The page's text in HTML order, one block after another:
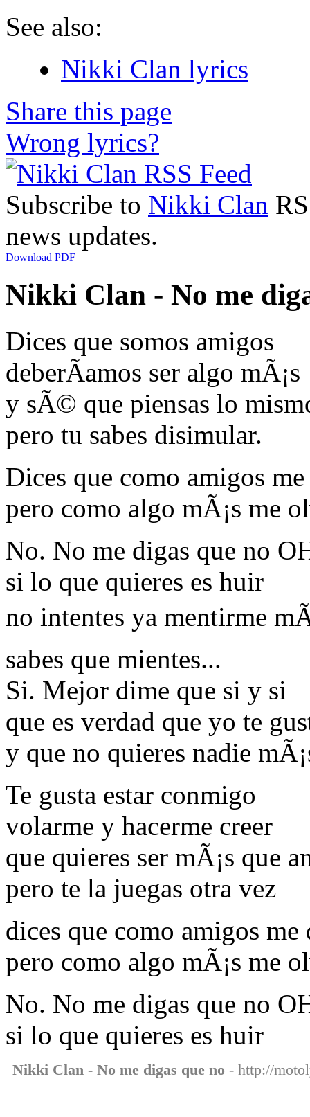
See also:
Nikki Clan lyrics
Share this page
Wrong lyrics?
Subscribe to Nikki Clan
news updates.
Download PDF
Nikki Clan - No me
Dices que somos amigos
deberÃ­amos ser algo mÃ¡s
y sÃ© que piensas lo
pero tu sabes disimular.
Dices que como amigos
pero como algo mÃ¡s me
No. No me digas que no
si lo que quieres es huir
no intentes ya mentirme
sabes que mientes...
Si. Mejor dime que si y si
que es verdad que yo te
y que no quieres nadie
Te gusta estar conmigo
volarme y hacerme creer
que quieres ser mÃ¡s que
pero te la juegas otra vez
dices que como amigos me
pero como algo mÃ¡s me
No. No me digas que no
si lo que quieres es huir
Nikki Clan - No me digas que no - http://